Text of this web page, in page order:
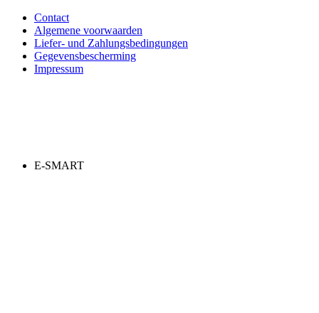
Contact
Algemene voorwaarden
Liefer- und Zahlungsbedingungen
Gegevensbescherming
Impressum
E-SMART